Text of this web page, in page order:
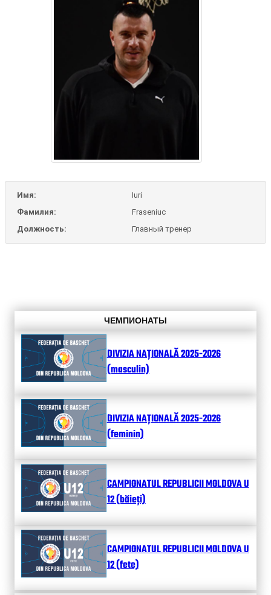
Имя:
Iuri
Фамилия:
Fraseniuc
Должность:
Главный тренер
ЧЕМПИОНАТЫ
DIVIZIA NAȚIONALĂ 2025-2026
(masculin)
DIVIZIA NAȚIONALĂ 2025-2026
(feminin)
CAMPIONATUL REPUBLICII MOLDOVA U
12 (băieți)
CAMPIONATUL REPUBLICII MOLDOVA U
12 (fete)